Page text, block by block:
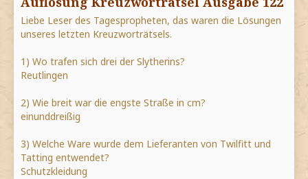
Liebe Leser des Tagespropheten, das waren die Lösungen
unseres letzten Kreuzworträtsels.
1) Wo trafen sich drei der Slytherins?
Reutlingen
2) Wie breit war die engste Straße in cm?
einunddreißig
3) Welche Ware wurde dem Lieferanten von Twilfitt und
Tatting entwendet?
Schutzkleidung